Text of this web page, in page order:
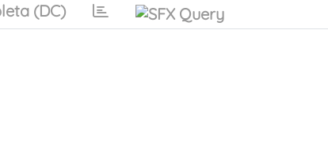
(DC)